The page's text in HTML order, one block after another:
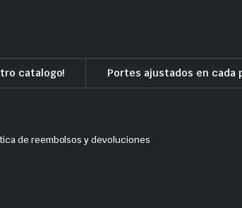
catalogo! Portes ajustados en cada
de reembolsos y devoluciones